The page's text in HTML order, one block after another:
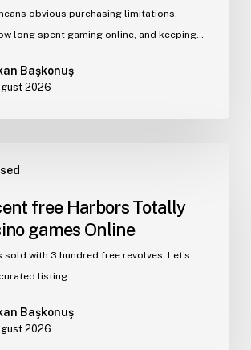
obvious purchasing limitations,
long spent gaming online, and keeping…
Başkonuş
2026
free Harbors Totally
games Online
sold with 3 hundred free revolves. Let’s
listing…
Başkonuş
2026